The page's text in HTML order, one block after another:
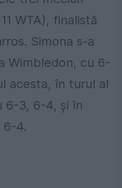
WTA), finalistă
Simona s-a
Wimbledon, cu 6-
acesta, în turul al
6-3, 6-4, şi în
6-4.